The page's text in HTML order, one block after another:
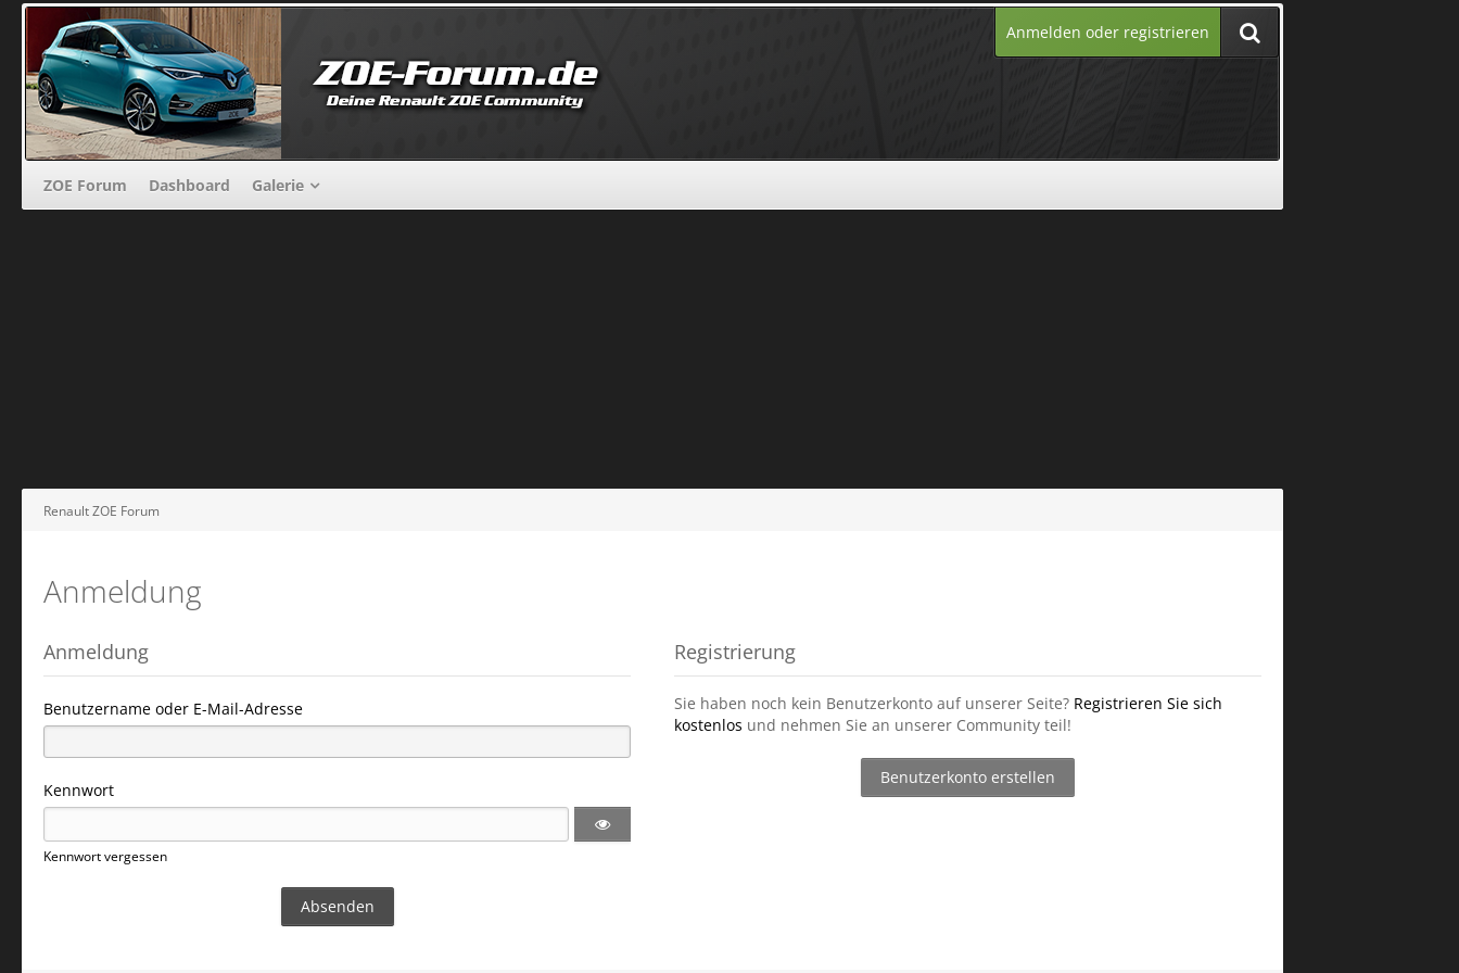
Anmelden oder registrieren
ZOE Forum Dashboard Galerie
Renault ZOE Forum
Anmeldung
Anmeldung
Benutzername oder E-Mail-Adresse
Kennwort
Kennwort vergessen
Registrierung
Sie haben noch kein Benutzerkonto auf unserer Seite? Registrieren Sie sich
kostenlos und nehmen Sie an unserer Community teil!
Benutzerkonto erstellen